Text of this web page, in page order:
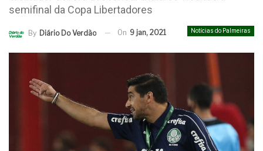
semifinal da Copa Libertadores
Notícias do Palmeiras
By Diário Do Verdão On 9 jan, 2021